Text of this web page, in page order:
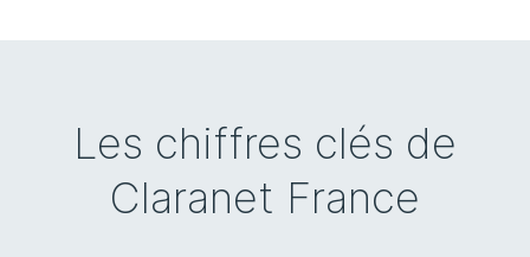
Les chiffres clés de
Claranet France